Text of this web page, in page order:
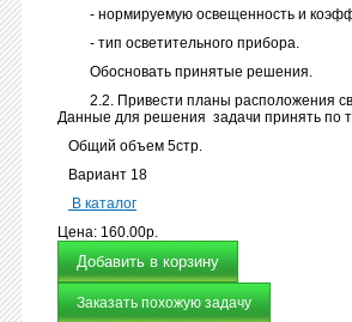
- нормируемую освещенность и
- тип осветительного прибора.
Обосновать принятые решения.
2.2. Привести планы расположения
Данные для решения задачи принять по
Общий объем 5стр.
Вариант 18
В каталог
Цена: 160.00р.
Заказать похожую задачу